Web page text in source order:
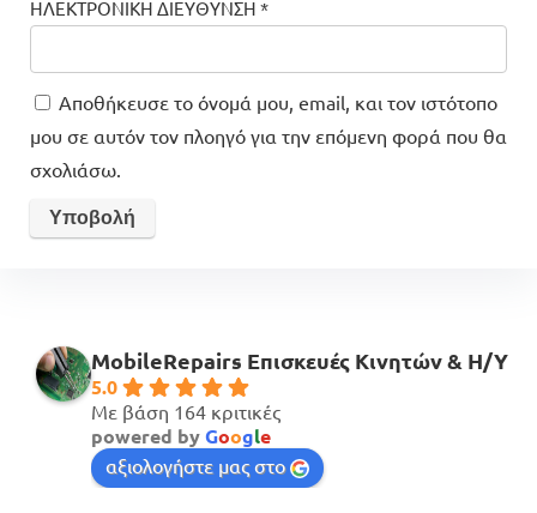
ΗΛΕΚΤΡΟΝΙΚΗ ΔΙΕΥΘΥΝΣΗ *
Αποθήκευσε το όνομά μου, email, και τον ιστότοπο
μου σε αυτόν τον πλοηγό για την επόμενη φορά που θα
σχολιάσω.
MobileRepairs Επισκευές Κινητών & H/Y
5.0
Με βάση 164 κριτικές
powered byGoogle
αξιολογήστε μας στο